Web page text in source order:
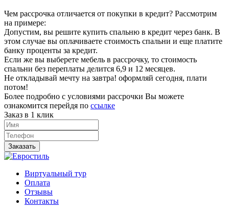
Чем рассрочка отличается от покупки в кредит? Рассмотрим
на примере:
Допустим, вы решите купить спальню в кредит через банк. В
этом случае вы оплачиваете стоимость спальни и еще платите
банку проценты за кредит.
Если же вы выберете мебель в рассрочку, то стоимость
спальни без переплаты делится 6,9 и 12 месяцев.
Не откладывай мечту на завтра! оформляй сегодня, плати
потом!
Более подробно с условиями рассрочки Вы можете
ознакомится перейдя по ссылке
Заказ в 1 клик
Заказать
Виртуальный тур
Оплата
Отзывы
Контакты